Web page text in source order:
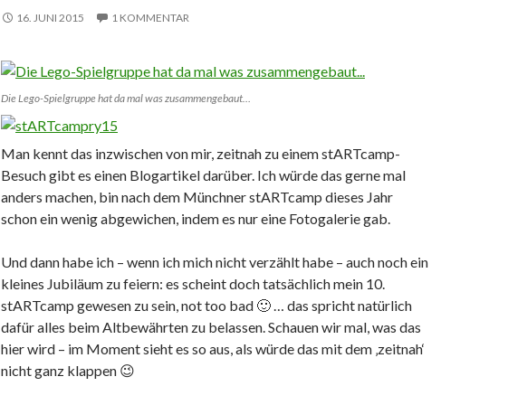
16. JUNI 2015 1 KOMMENTAR
Die Lego-Spielgruppe hat da mal was zusammengebaut…
Man kennt das inzwischen von mir, zeitnah zu einem stARTcamp-
Besuch gibt es einen Blogartikel darüber. Ich würde das gerne mal
anders machen, bin nach dem Münchner stARTcamp dieses Jahr
schon ein wenig abgewichen, indem es nur eine Fotogalerie gab.
Und dann habe ich – wenn ich mich nicht verzählt habe – auch noch ein
kleines Jubiläum zu feiern: es scheint doch tatsächlich mein 10.
stARTcamp gewesen zu sein, not too bad 🙂 … das spricht natürlich
dafür alles beim Altbewährten zu belassen. Schauen wir mal, was das
hier wird – im Moment sieht es so aus, als würde das mit dem ‚zeitnah‘
nicht ganz klappen 😉